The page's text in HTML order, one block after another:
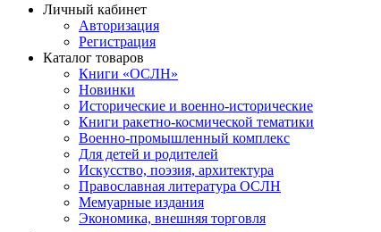
Личный кабинет
Авторизация
Регистрация
Каталог товаров
Книги «ОСЛН»
Новинки
Исторические и военно-исторические
Книги ракетно-космической тематики
Военно-промышленный комплекс
Для детей и родителей
Искусство, поэзия, архитектура
Православная литература ОСЛН
Мемуарные издания
Экономика, внешняя торговля